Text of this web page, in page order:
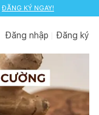
ĐĂNG KÝ NGAY!
Đăng nhập Đăng ký